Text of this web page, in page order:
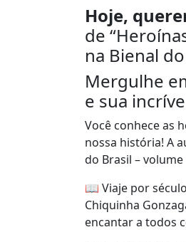
Hoje,
de
na Bienal
Mergulhe
e sua
Você conhece as
nossa história! A
do Brasil – volume
📖 Viaje por
Chiquinha
encantar a todos